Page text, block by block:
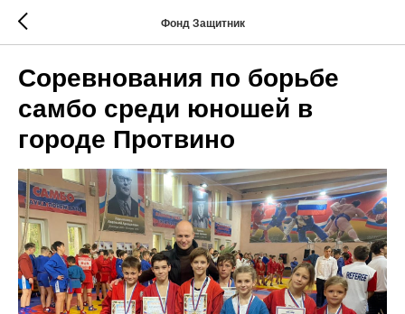
Фонд Защитник
Соревнования по борьбе
самбо среди юношей в
городе Протвино